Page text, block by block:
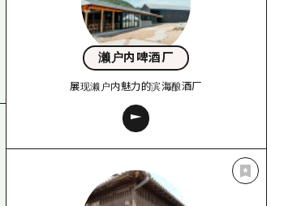
濑户内啤酒厂
展现濑户内魅力的滨海酿酒厂